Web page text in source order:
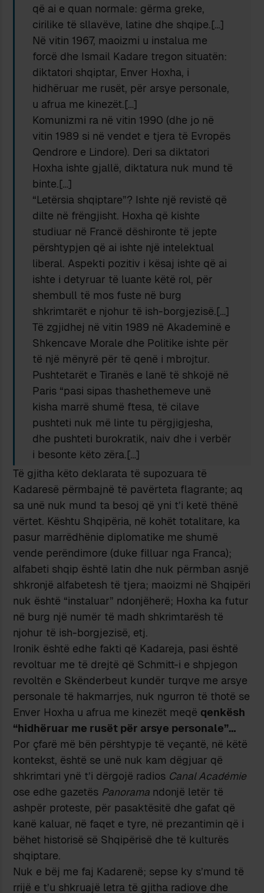
që ai e quan normale: gërma greke,
cirilike të sllavëve, latine dhe shqipe.[…]
Në vitin 1967, maoizmi u instalua me
forcë dhe Ismail Kadare tregon situatën:
diktatori shqiptar, Enver Hoxha, i
hidhëruar me rusët, për arsye personale,
u afrua me kinezët.[…]
Komunizmi ra në vitin 1990 (dhe jo në
vitin 1989 si në vendet e tjera të Evropës
Qendrore e Lindore). Deri sa diktatori
Hoxha ishte gjallë, diktatura nuk mund të
binte.[…]
“Letërsia shqiptare”? Ishte një revistë që
dilte në frëngjisht. Hoxha që kishte
studiuar në Francë dëshironte të jepte
përshtypjen që ai ishte një intelektual
liberal. Aspekti pozitiv i kësaj ishte që ai
ishte i detyruar të luante këtë rol, për
shembull të mos fuste në burg
shkrimtarët e njohur të ish-borgjezisë.[…]
Të zgjidhej në vitin 1989 në Akademinë e
Shkencave Morale dhe Politike ishte për
të një mënyrë për të qenë i mbrojtur.
Pushtetarët e Tiranës e lanë të shkojë në
Paris “pasi sipas thashethemeve unë
kisha marrë shumë ftesa, të cilave
pushteti nuk më linte tu përgjigjesha,
dhe pushteti burokratik, naiv dhe i verbër
i besonte këto zëra.[…]
Të gjitha këto deklarata të supozuara të
Kadaresë përmbajnë të pavërteta flagrante; aq
sa unë nuk mund ta besoj që yni t’i ketë thënë
vërtet. Kështu Shqipëria, në kohët totalitare, ka
pasur marrëdhënie diplomatike me shumë
vende perëndimore (duke filluar nga Franca);
alfabeti shqip është latin dhe nuk përmban asnjë
shkronjë alfabetesh të tjera; maoizmi në Shqipëri
nuk është “instaluar” ndonjëherë; Hoxha ka futur
në burg një numër të madh shkrimtarësh të
njohur të ish-borgjezisë, etj.
Ironik është edhe fakti që Kadareja, pasi është
revoltuar me të drejtë që Schmitt-i e shpjegon
revoltën e Skënderbeut kundër turqve me arsye
personale të hakmarrjes, nuk ngurron të thotë se
Enver Hoxha u afrua me kinezët meqë qenkësh
“hidhëruar me rusët për arsye personale”…
Por çfarë më bën përshtypje të veçantë, në këtë
kontekst, është se unë nuk kam dëgjuar që
shkrimtari ynë t’i dërgojë radios Canal Académie
ose edhe gazetës Panorama ndonjë letër të
ashpër proteste, për pasaktësitë dhe gafat që
kanë kaluar, në faqet e tyre, në prezantimin që i
bëhet historisë së Shqipërisë dhe të kulturës
shqiptare.
Nuk e bëj me faj Kadarenë; sepse ky s’mund të
rrijë e t’u shkruajë letra të gjitha radiove dhe